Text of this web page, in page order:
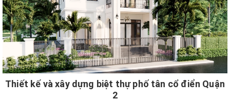
Thiết kế và xây dựng biệt thự phố tân cổ điển Quận
2